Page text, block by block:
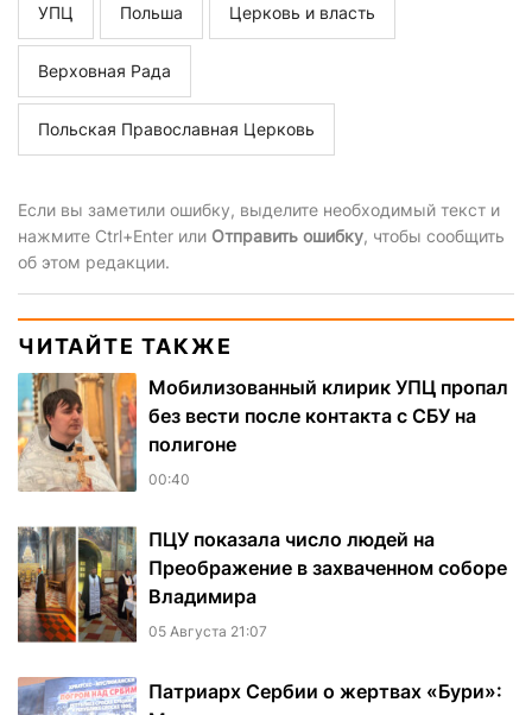
УПЦ Польша Церковь и власть
Верховная Рада
Польская Православная Церковь
Если вы заметили ошибку, выделите необходимый текст и
нажмите Ctrl+Enter или Отправить ошибку, чтобы сообщить
об этом редакции.
ЧИТАЙТЕ ТАКЖЕ
Мобилизованный клирик УПЦ пропал
без вести после контакта с СБУ на
полигоне
00:40
ПЦУ показала число людей на
Преображение в захваченном соборе
Владимира
05 Августа 21:07
Патриарх Сербии о жертвах «Бури»: